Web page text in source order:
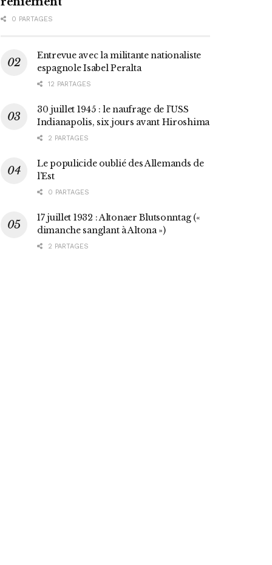
0 PARTAGES
Entrevue avec la militante nationaliste
espagnole Isabel Peralta
12 PARTAGES
30 juillet 1945 : le naufrage de l’USS
Indianapolis, six jours avant Hiroshima
2 PARTAGES
Le populicide oublié des Allemands de
l’Est
0 PARTAGES
17 juillet 1932 : Altonaer Blutsonntag («
dimanche sanglant à Altona »)
2 PARTAGES